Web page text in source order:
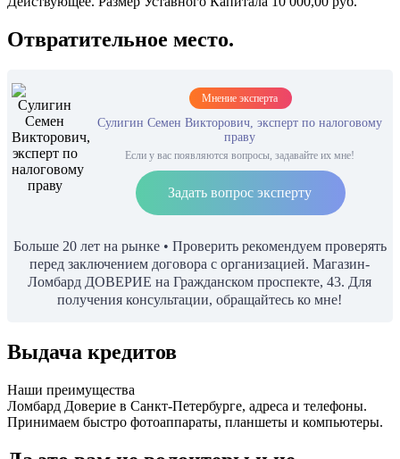
Отвратительное место.
Мнение эксперта
Сулигин Семен Викторович, эксперт по налоговому
праву
Если у вас появляются вопросы, задавайте их мне!
Задать вопрос эксперту
Больше 20 лет на рынке • Проверить рекомендуем проверять
перед заключением договора с организацией. Магазин-
Ломбард ДОВЕРИЕ на Гражданском проспекте, 43. Для
получения консультации, обращайтесь ко мне!
Выдача кредитов
Наши преимущества
Ломбард Доверие в Санкт-Петербурге, адреса и телефоны.
Принимаем быстро фотоаппараты, планшеты и компьютеры.